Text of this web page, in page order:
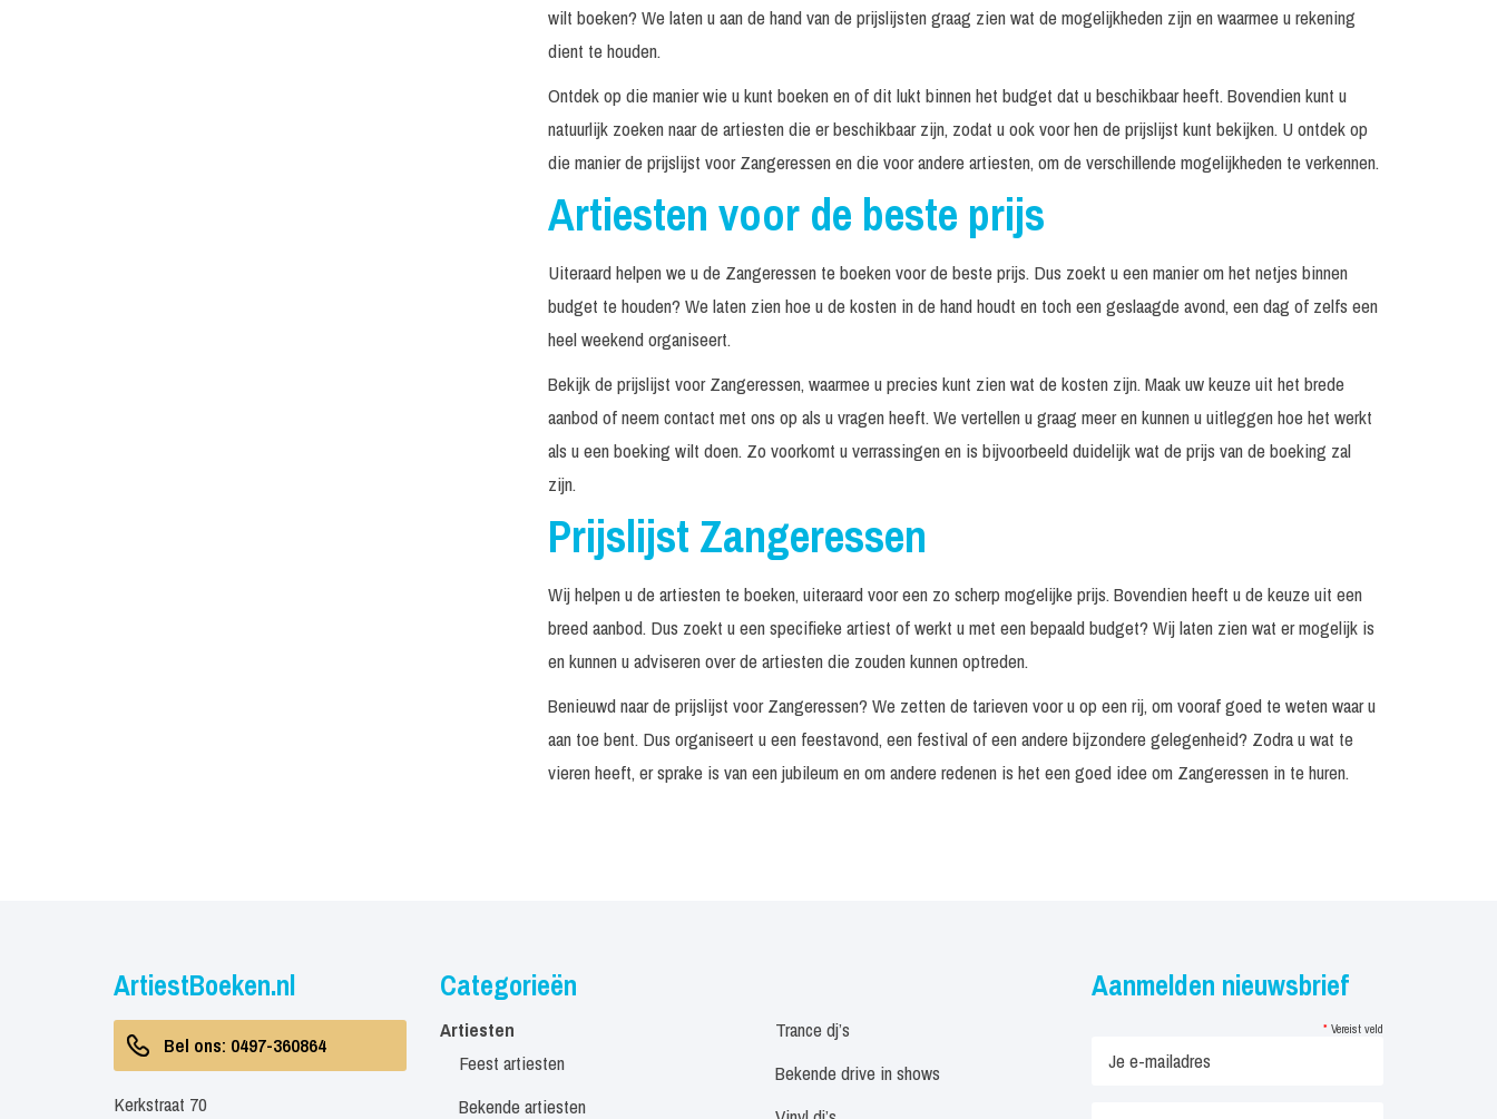
Optreden in NL tot 22.00 uur / Binnen 150 km van
30 Incl. geluid tot 300
personen € 2.150, -
Herselt (B) minuten personen € 2.300, -
Optreden in België 30
minuten Incl. techniek Prijs op
aanvraag
Tina Rosita 40
minuten
wilt boeken? We laten u aan de hand van de prijslijsten graag zien wat de mogelijkheden zijn en waarmee u rekening
dient te houden.
Ontdek op die manier wie u kunt boeken en of dit lukt binnen het budget dat u beschikbaar heeft. Bovendien kunt u
natuurlijk zoeken naar de artiesten die er beschikbaar zijn, zodat u ook voor hen de prijslijst kunt bekijken. U ontdek op
die manier de prijslijst voor Zangeressen en die voor andere artiesten, om de verschillende mogelijkheden te verkennen.
Artiesten voor de beste prijs
Uiteraard helpen we u de Zangeressen te boeken voor de beste prijs. Dus zoekt u een manier om het netjes binnen
budget te houden? We laten zien hoe u de kosten in de hand houdt en toch een geslaagde avond, een dag of zelfs een
heel weekend organiseert.
Bekijk de prijslijst voor Zangeressen, waarmee u precies kunt zien wat de kosten zijn. Maak uw keuze uit het brede
aanbod of neem contact met ons op als u vragen heeft. We vertellen u graag meer en kunnen u uitleggen hoe het werkt
als u een boeking wilt doen. Zo voorkomt u verrassingen en is bijvoorbeeld duidelijk wat de prijs van de boeking zal
zijn.
Prijslijst Zangeressen
Wij helpen u de artiesten te boeken, uiteraard voor een zo scherp mogelijke prijs. Bovendien heeft u de keuze uit een
breed aanbod. Dus zoekt u een specifieke artiest of werkt u met een bepaald budget? Wij laten zien wat er mogelijk is
en kunnen u adviseren over de artiesten die zouden kunnen optreden.
Benieuwd naar de prijslijst voor Zangeressen? We zetten de tarieven voor u op een rij, om vooraf goed te weten waar u
aan toe bent. Dus organiseert u een feestavond, een festival of een andere bijzondere gelegenheid? Zodra u wat te
vieren heeft, er sprake is van een jubileum en om andere redenen is het een goed idee om Zangeressen in te huren.
ArtiestBoeken.nl
Bel ons: 0497-360864
Kerkstraat 70
Categorieën
Artiesten
Feest artiesten
Bekende artiesten
Trance dj’s
Bekende drive in shows
Aanmelden nieuwsbrief
* Vereist veld